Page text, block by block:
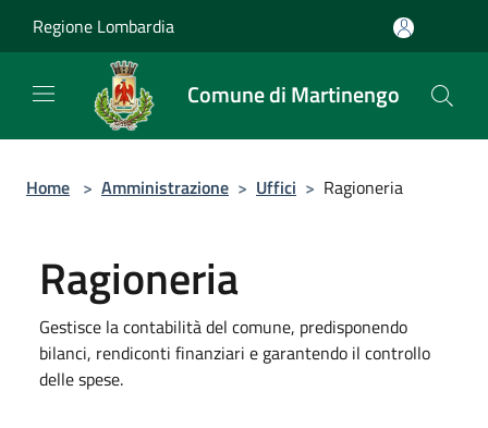
Regione Lombardia
Comune di Martinengo
Home > Amministrazione > Uffici > Ragioneria
Ragioneria
Gestisce la contabilità del comune, predisponendo
bilanci, rendiconti finanziari e garantendo il controllo
delle spese.